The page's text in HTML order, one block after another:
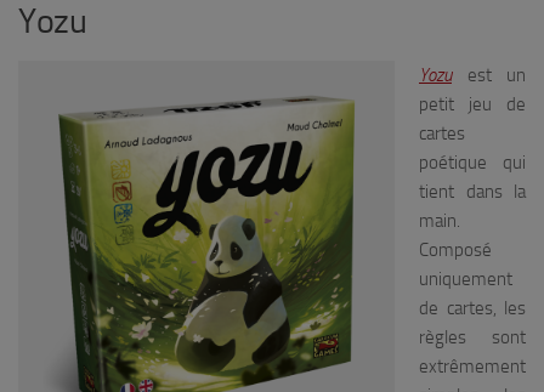
Yozu
Yozuest un
petit jeu de
cartes
poétique qui
tient dans la
main.
Composé
uniquement
de cartes, les
règles sont
extrêmement